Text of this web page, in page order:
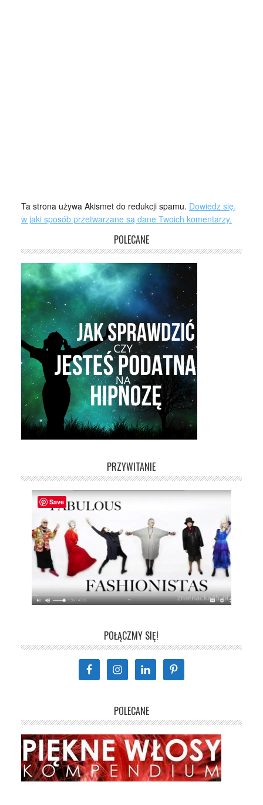
Ta strona używa Akismet do redukcji spamu. Dowiedz się,
w jaki sposób przetwarzane są dane Twoich komentarzy.
POLECANE
PRZYWITANIE
POŁĄCZMY SIĘ!
POLECANE
Save